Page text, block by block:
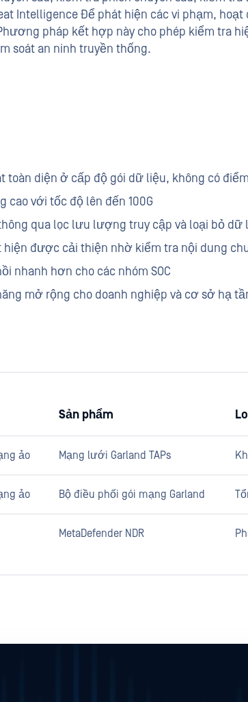
Intelligence Để phát hiện các vi phạm,
pháp kết hợp này cho phép kiểm tra
soát an ninh truyền thống.
toàn diện ở cấp độ gói dữ liệu, không có
cao với tốc độ lên đến 100G
qua lọc lưu lượng truy cập và loại bỏ dữ
được cải thiện nhờ kiểm tra nội dung
nhanh hơn cho các nhóm SOC
mở rộng cho doanh nghiệp và cơ sở hạ
Sản phẩm
ảo Mạng lưới Garland TAPs
ảo Bộ điều phối gói mạng Garland
MetaDefender NDR